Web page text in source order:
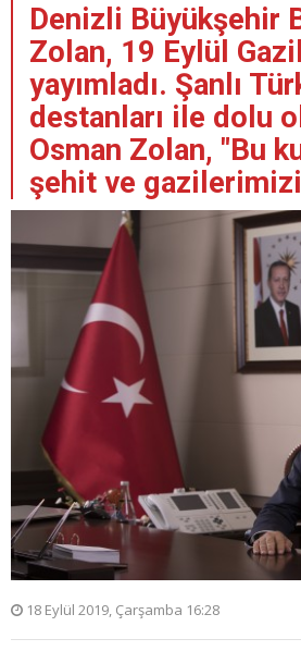
Denizli Büyükşehir
Zolan, 19 Eylül
yayımladı. Şanlı
destanları ile dolu
Osman Zolan, "Bu
şehit ve
18 Eylül 2019, Çarşamba 16:28